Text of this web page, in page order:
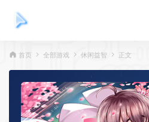
首页 全部游戏 休闲益智 正文